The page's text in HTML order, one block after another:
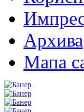
Архива
Мапа